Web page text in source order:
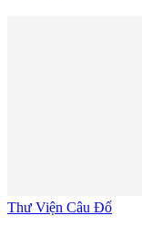
Thư Viện Câu Đố